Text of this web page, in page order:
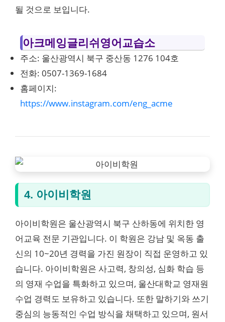
될 것으로 보입니다.
아크메잉글리쉬영어교습소
주소: 울산광역시 북구 중산동 1276 104호
전화: 0507-1369-1684
홈페이지:
https://www.instagram.com/eng_acme
4. 아이비학원
아이비학원은 울산광역시 북구 산하동에 위치한 영
어교육 전문 기관입니다. 이 학원은 강남 및 옥동 출
신의 10~20년 경력을 가진 원장이 직접 운영하고 있
습니다. 아이비학원은 사고력, 창의성, 심화 학습 등
의 영재 수업을 특화하고 있으며, 울산대학교 영재원
수업 경력도 보유하고 있습니다. 또한 말하기와 쓰기
중심의 능동적인 수업 방식을 채택하고 있으며, 원서